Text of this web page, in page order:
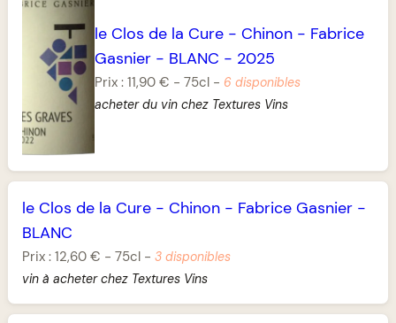
le Clos de la Cure - Chinon - Fabrice
Gasnier - BLANC - 2025
Prix :11,90 € -75cl - 6 disponibles
acheter du vin chez Textures Vins
le Clos de la Cure - Chinon - Fabrice Gasnier -
BLANC
Prix : 12,60 € - 75cl - 3 disponibles
vin à acheter chez Textures Vins